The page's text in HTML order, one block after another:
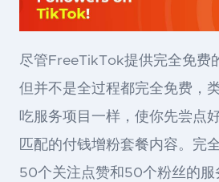
尽管FreeTikTok提供完全免费
但并不是全过程都完全免费，
吃服务项目一样，使你先尝点
匹配的付钱增粉套餐内容。完
50个关注点赞和50个粉丝的服